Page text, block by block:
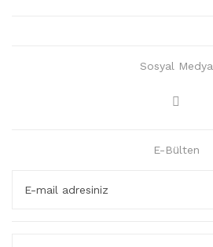
Sosyal Medya
E-Bülten